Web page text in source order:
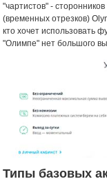
"чартистов" -
(временных отрезков)
кто хочет использовать
"Олимпе" нет большого
Типы базовых